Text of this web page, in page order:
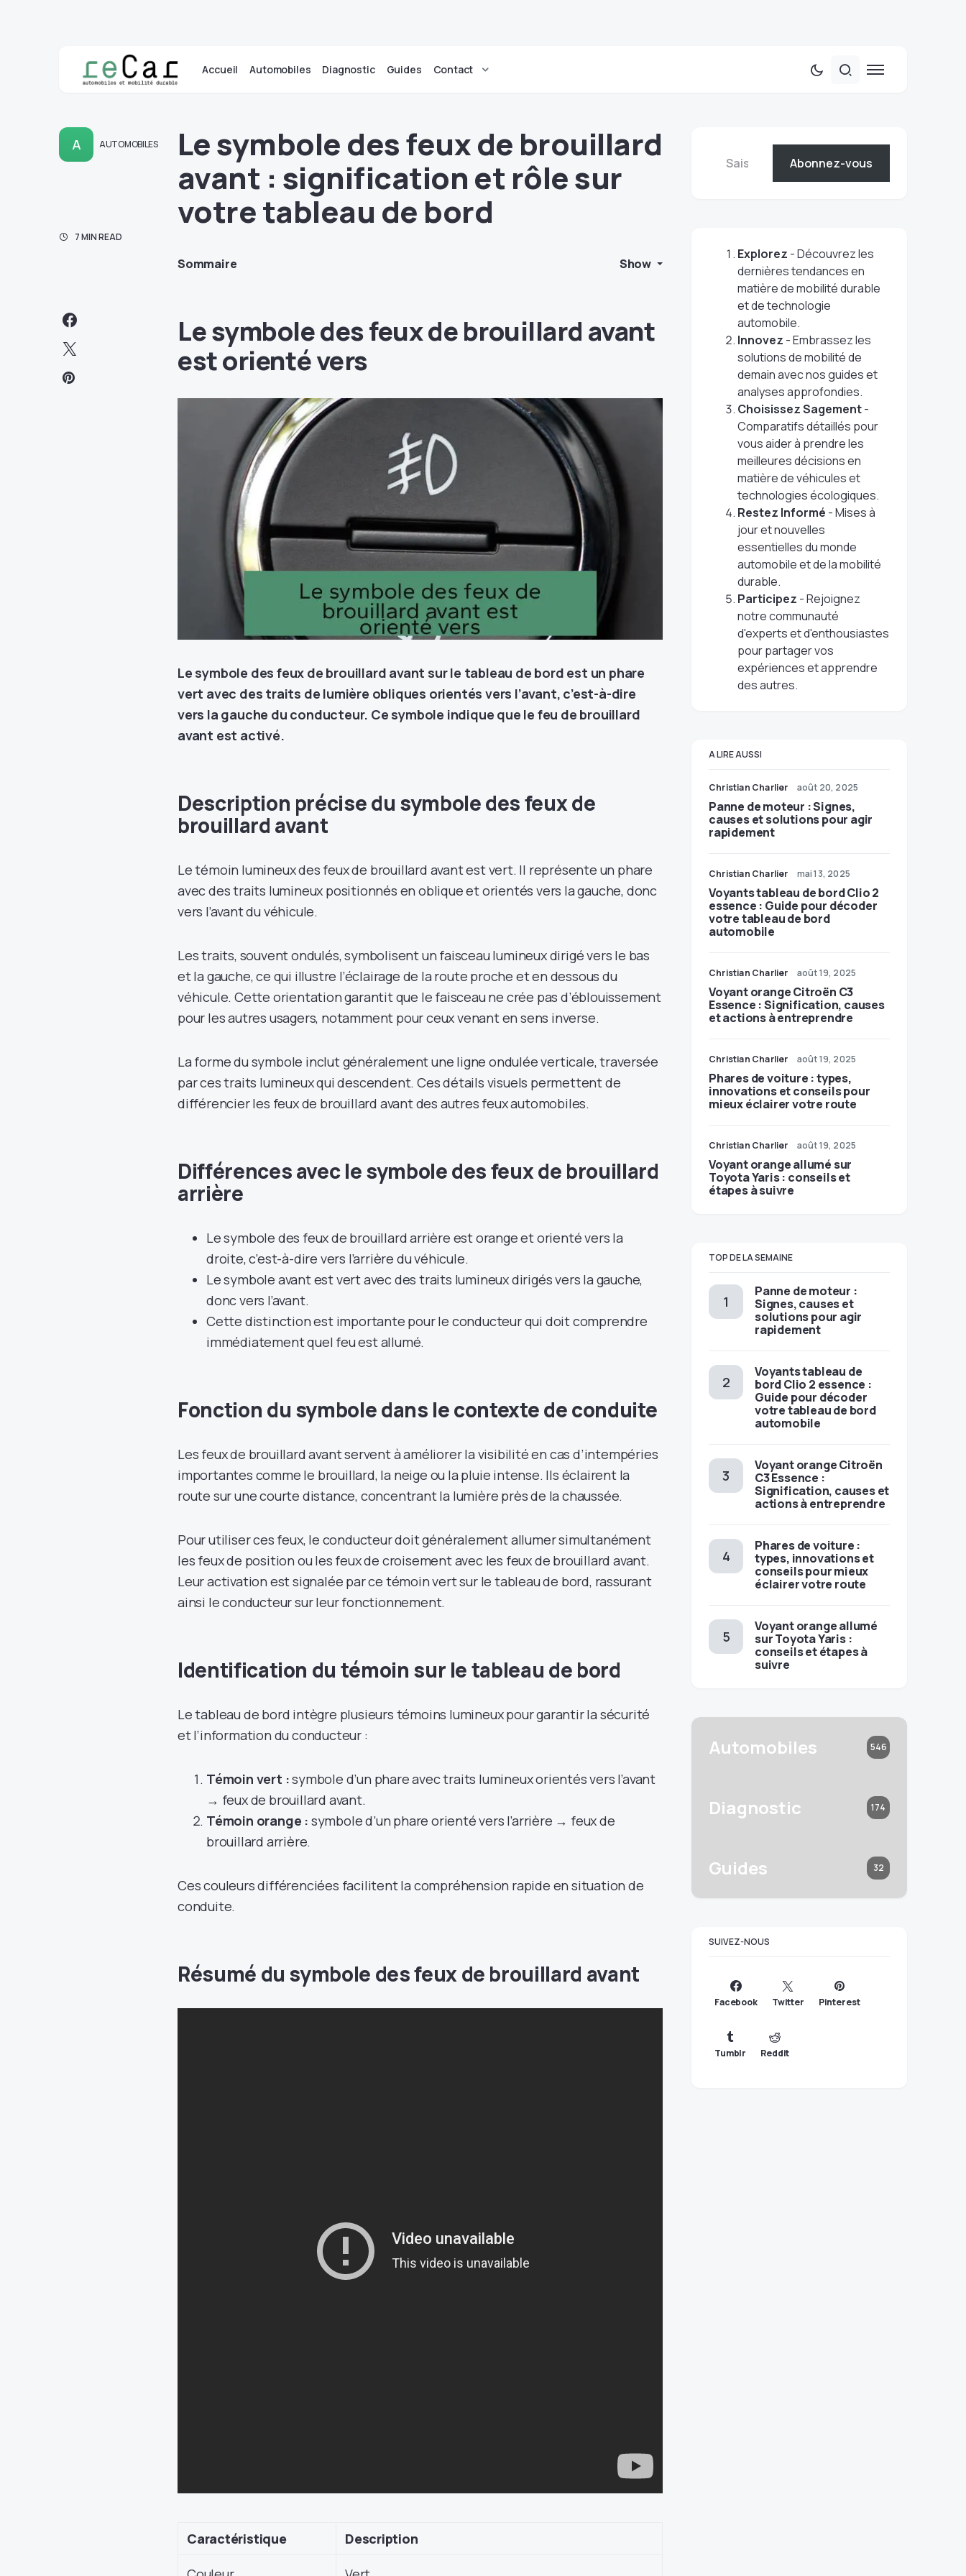
Accueil Automobiles Diagnostic Guides Contact
A AUTOMOBILES
7 MIN READ
Le symbole des feux de brouillard
avant : signification et rôle sur
votre tableau de bord
Sommaire Show
Le symbole des feux de brouillard avant
est orienté vers
Le symbole des feux de brouillard avant sur le tableau de bord est un phare
vert avec des traits de lumière obliques orientés vers l’avant, c’est-à-dire
vers la gauche du conducteur. Ce symbole indique que le feu de brouillard
avant est activé.
Description précise du symbole des feux de
brouillard avant
Le témoin lumineux des feux de brouillard avant est vert. Il représente un phare
avec des traits lumineux positionnés en oblique et orientés vers la gauche, donc
vers l’avant du véhicule.
Les traits, souvent ondulés, symbolisent un faisceau lumineux dirigé vers le bas
et la gauche, ce qui illustre l’éclairage de la route proche et en dessous du
véhicule. Cette orientation garantit que le faisceau ne crée pas d’éblouissement
pour les autres usagers, notamment pour ceux venant en sens inverse.
La forme du symbole inclut généralement une ligne ondulée verticale, traversée
par ces traits lumineux qui descendent. Ces détails visuels permettent de
différencier les feux de brouillard avant des autres feux automobiles.
Différences avec le symbole des feux de brouillard
arrière
Le symbole des feux de brouillard arrière est orange et orienté vers la
droite, c’est-à-dire vers l’arrière du véhicule.
Le symbole avant est vert avec des traits lumineux dirigés vers la gauche,
donc vers l’avant.
Cette distinction est importante pour le conducteur qui doit comprendre
immédiatement quel feu est allumé.
Fonction du symbole dans le contexte de conduite
Les feux de brouillard avant servent à améliorer la visibilité en cas d’intempéries
importantes comme le brouillard, la neige ou la pluie intense. Ils éclairent la
route sur une courte distance, concentrant la lumière près de la chaussée.
Pour utiliser ces feux, le conducteur doit généralement allumer simultanément
les feux de position ou les feux de croisement avec les feux de brouillard avant.
Leur activation est signalée par ce témoin vert sur le tableau de bord, rassurant
ainsi le conducteur sur leur fonctionnement.
Identification du témoin sur le tableau de bord
Le tableau de bord intègre plusieurs témoins lumineux pour garantir la sécurité
et l’information du conducteur :
Témoin vert :symbole d’un phare avec traits lumineux orientés vers l’avant
→ feux de brouillard avant.
Témoin orange : symbole d’un phare orienté vers l’arrière → feux de
brouillard arrière.
Ces couleurs différenciées facilitent la compréhension rapide en situation de
conduite.
Résumé du symbole des feux de brouillard avant
Caractéristique Description
Abonnez-vous
Explorez - Découvrez les
dernières tendances en
matière de mobilité durable
et de technologie
automobile.
Innovez - Embrassez les
solutions de mobilité de
demain avec nos guides et
analyses approfondies.
Choisissez Sagement-
Comparatifs détaillés pour
vous aider à prendre les
meilleures décisions en
matière de véhicules et
technologies écologiques.
Restez Informé - Mises à
jour et nouvelles
essentielles du monde
automobile et de la mobilité
durable.
Participez - Rejoignez
notre communauté
d'experts et d'enthousiastes
pour partager vos
expériences et apprendre
des autres.
A LIRE AUSSI
Christian Charlier août 20, 2025
Panne de moteur : Signes,
causes et solutions pour agir
rapidement
Christian Charlier mai 13, 2025
Voyants tableau de bord Clio 2
essence : Guide pour décoder
votre tableau de bord
automobile
Christian Charlier août 19, 2025
Voyant orange Citroën C3
Essence : Signification, causes
et actions à entreprendre
Christian Charlier août 19, 2025
Phares de voiture : types,
innovations et conseils pour
mieux éclairer votre route
Christian Charlier août 19, 2025
Voyant orange allumé sur
Toyota Yaris : conseils et
étapes à suivre
TOP DE LA SEMAINE
Panne de moteur :
Signes, causes et
solutions pour agir
rapidement
Voyants tableau de
bord Clio 2 essence :
Guide pour décoder
votre tableau de bord
automobile
Voyant orange Citroën
C3 Essence :
Signification, causes et
actions à entreprendre
Phares de voiture :
types, innovations et
conseils pour mieux
éclairer votre route
Voyant orange allumé
sur Toyota Yaris :
conseils et étapes à
suivre
Automobiles 546
Diagnostic 174
Guides 32
SUIVEZ-NOUS
Facebook Twitter Pinterest
Tumblr Reddit